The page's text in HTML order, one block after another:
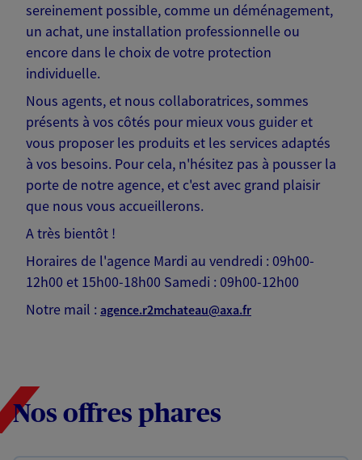
sereinement possible, comme un déménagement,
un achat, une installation professionnelle ou
encore dans le choix de votre protection
individuelle.
Nous agents, et nous collaboratrices, sommes
présents à vos côtés pour mieux vous guider et
vous proposer les produits et les services adaptés
à vos besoins. Pour cela, n'hésitez pas à pousser la
porte de notre agence, et c'est avec grand plaisir
que nous vous accueillerons.
A très bientôt !
Horaires de l'agence Mardi au vendredi : 09h00-
12h00 et 15h00-18h00 Samedi : 09h00-12h00
Notre mail : agence.r2mchateau@axa.fr
Nos offres phares